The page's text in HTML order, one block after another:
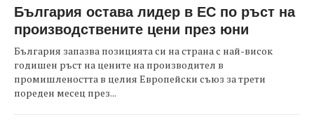
България остава лидер в ЕС по ръст на
производствените цени през юни
България запазва позицията си на страна с най-висок
годишен ръст на цените на производител в
промишлеността в целия Европейски съюз за трети
пореден месец през...